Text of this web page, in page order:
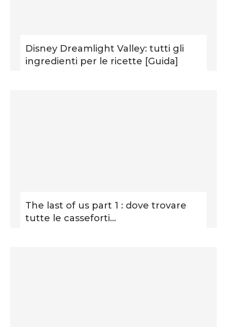
Disney Dreamlight Valley: tutti gli
ingredienti per le ricette [Guida]
The last of us part 1 : dove trovare
tutte le casseforti...